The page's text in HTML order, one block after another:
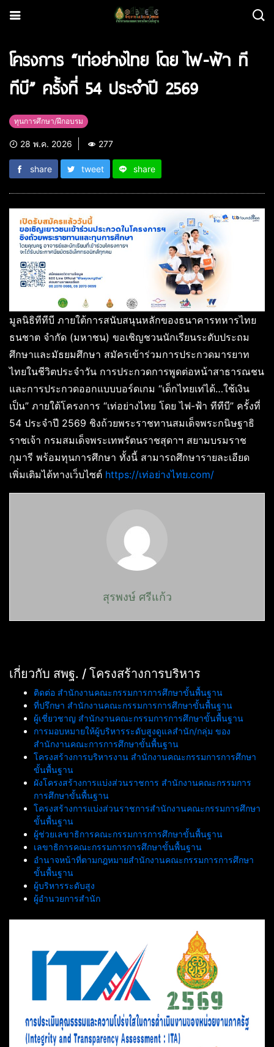
โครงการ “เท่อย่างไทย โดย ไฟ-ฟ้า ที
ทีบี” ครั้งที่ 54 ประจำปี 2569
ทุนการศึกษา/ฝึกอบรม
28 พ.ค. 2026 277
share tweet share
มูลนิธิทีทีบี ภายใต้การสนับสนุนหลักของธนาคารทหารไทย
ธนชาต จำกัด (มหาชน) ขอเชิญชวนนักเรียนระดับประถม
ศึกษาและมัธยมศึกษา สมัครเข้าร่วมการประกวดมารยาท
ไทยในชีวิตประจำวัน การประกวดการพูดต่อหน้าสาธารณชน
และการประกวดออกแบบบอร์ดเกม “เด็กไทยเท่ได้…ใช้เงิน
เป็น” ภายใต้โครงการ “เท่อย่างไทย โดย ไฟ-ฟ้า ทีทีบี” ครั้งที่
54 ประจำปี 2569 ชิงถ้วยพระราชทานสมเด็จพระกนิษฐาธิ
ราชเจ้า กรมสมเด็จพระเทพรัตนราชสุดาฯ สยามบรมราช
กุมารี พร้อมทุนการศึกษา ทั้งนี้ สามารถศึกษารายละเอียด
เพิ่มเติมได้ทางเว็บไซต์ https://เท่อย่างไทย.com/
สุรพงษ์ ศรีแก้ว
เกี่ยวกับ สพฐ. / โครงสร้างการบริหาร
ติดต่อ สำนักงานคณะกรรมการการศึกษาขั้นพื้นฐาน
ที่ปรึกษา สำนักงานคณะกรรมการการศึกษาขั้นพื้นฐาน
ผู้เชี่ยวชาญ สำนักงานคณะกรรมการการศึกษาขั้นพื้นฐาน
การมอบหมายให้ผู้บริหารระดับสูงดูแลสำนัก/กลุ่ม ของ
สำนักงานคณะการการศึกษาขั้นพื้นฐาน
โครงสร้างการบริหารงาน สำนักงานคณะกรรมการการศึกษา
ขั้นพื้นฐาน
ผังโครงสร้างการแบ่งส่วนราชการ สำนักงานคณะกรรมการ
การศึกษาขั้นพื้นฐาน
โครงสร้างการแบ่งส่วนราชการสำนักงานคณะกรรมการศึกษา
ขั้นพื้นฐาน
ผู้ช่วยเลขาธิการคณะกรรมการการศึกษาขั้นพื้นฐาน
เลขาธิการคณะกรรมการการศึกษาขั้นพื้นฐาน
อำนาจหน้าที่ตามกฎหมายสำนักงานคณะกรรมการการศึกษา
ขั้นพื้นฐาน
ผู้บริหารระดับสูง
ผู้อำนวยการสำนัก